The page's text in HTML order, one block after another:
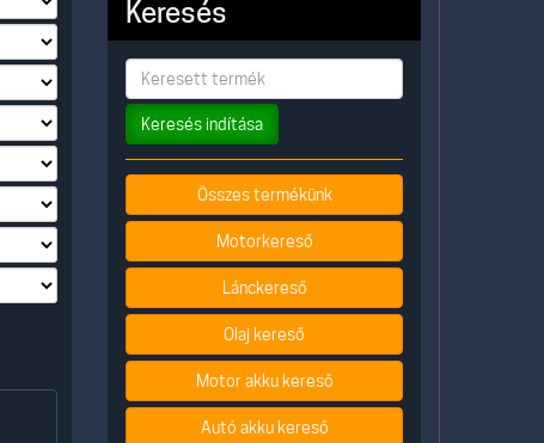
Keresés
Keresés indítása
Összes termékünk
Motorkereső
Lánckereső
Olaj kereső
Motor akku kereső
Autó akku kereső